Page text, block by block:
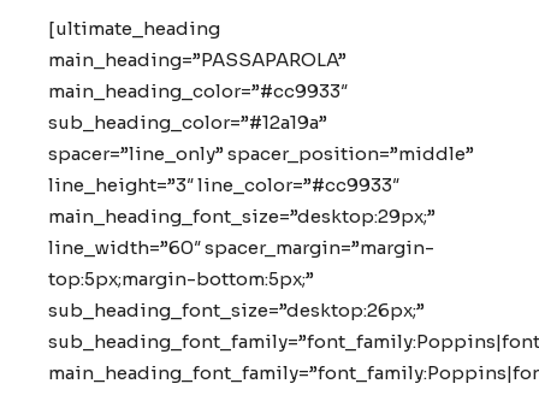
[ultimate_heading
main_heading=”PASSAPAROLA”
main_heading_color=”#cc9933″
sub_heading_color=”#12a19a”
spacer=”line_only” spacer_position=”middle”
line_height=”3″ line_color=”#cc9933″
main_heading_font_size=”desktop:29px;”
line_width=”60″ spacer_margin=”margin-
top:5px;margin-bottom:5px;”
sub_heading_font_size=”desktop:26px;”